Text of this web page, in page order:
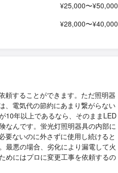
¥25,000〜¥50,000
¥28,000〜¥40,000
頼することができます。ただ照明器
、電気代の節約にあまり繋がらない
10年以上であるなら、そのままLED
なんです。蛍光灯照明器具の内部に
要ないのに外さずに使用し続けると
最悪の場合、劣化により漏電して火
めにはプロに変更工事を依頼するの